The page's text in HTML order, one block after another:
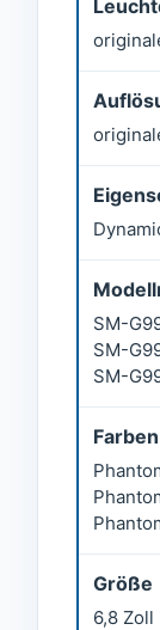
SM-
SM-
SM-
Farben
Größe
6,8 Zoll